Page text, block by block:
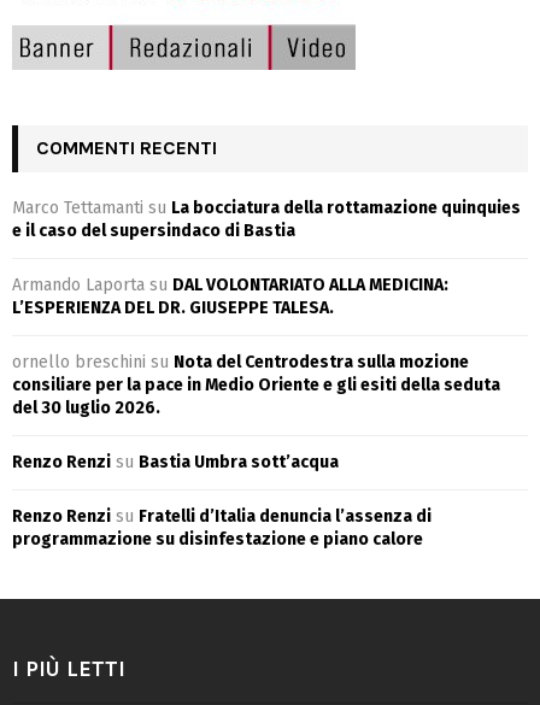
COMMENTI RECENTI
Marco Tettamanti su La bocciatura della rottamazione quinquies
e il caso del supersindaco di Bastia
Armando Laporta su DAL VOLONTARIATO ALLA MEDICINA:
L’ESPERIENZA DEL DR. GIUSEPPE TALESA.
ornello breschini su Nota del Centrodestra sulla mozione
consiliare per la pace in Medio Oriente e gli esiti della seduta
del 30 luglio 2026.
Renzo Renzi su Bastia Umbra sott’acqua
Renzo Renzi su Fratelli d’Italia denuncia l’assenza di
programmazione su disinfestazione e piano calore
I PIÙ LETTI